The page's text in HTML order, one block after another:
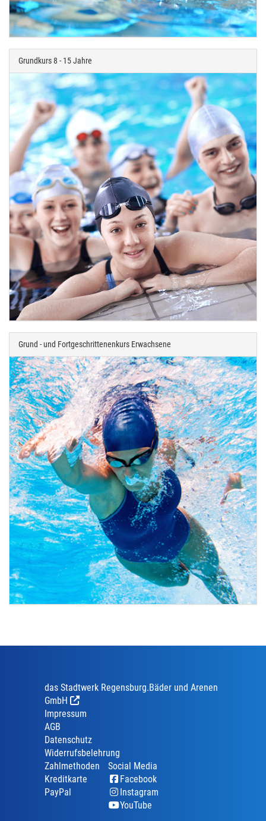
Grundkurs 8 - 15 Jahre
Grund - und Fortgeschrittenenkurs Erwachsene
das Stadtwerk Regensburg.Bäder und Arenen
GmbH
Impressum
AGB
Datenschutz
Widerrufsbelehrung
Zahlmethoden
Kreditkarte
PayPal
Social Media
Facebook
Instagram
YouTube